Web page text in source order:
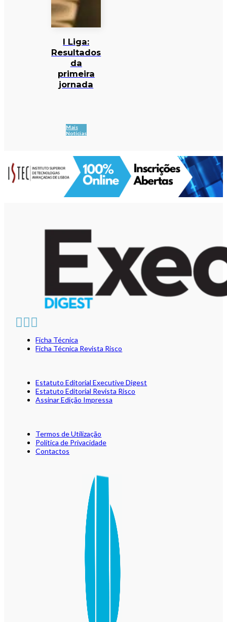
I Liga:
Resultados
da
primeira
jornada
Mais
Notícias
Ficha Técnica
Ficha Técnica Revista Risco
Estatuto Editorial Executive Digest
Estatuto Editorial Revista Risco
Assinar Edição Impressa
Termos de Utilização
Política de Privacidade
Contactos